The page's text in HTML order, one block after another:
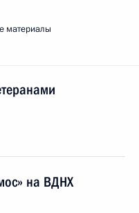
материалы
на ВДНХ